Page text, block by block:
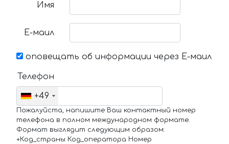
Имя
Е-маил
оповещать об информации через Е-маил
Телефон
+49
Пожалуйста, напишите Ваш контактный номер
телефона в полном международном формате.
Формат выглядит следующим образом:
+Код_страны Код_оператора Номер